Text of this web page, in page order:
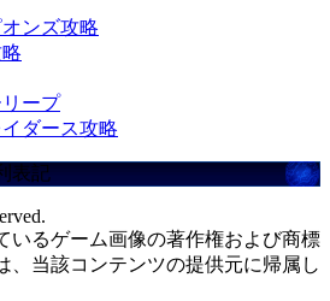
ンズ攻略
ープ
ダース攻略
表記
いるゲーム画像の著作権および商標
、当該コンテンツの提供元に帰属し